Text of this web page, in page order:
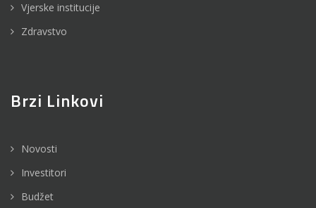
Vjerske institucije
Zdravstvo
Brzi Linkovi
Novosti
Investitori
Budžet